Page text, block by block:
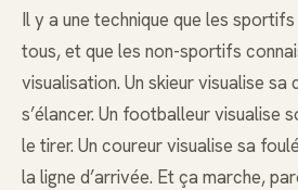
Il y a une technique que les
tous, et que les non-sportifs
visualisation. Un skieur visualise sa
s’élancer. Un footballeur visualise
le tirer. Un coureur visualise sa
la ligne d’arrivée. Et ça marche,